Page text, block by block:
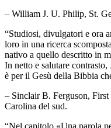
– William J. U. Philip, St.
“Studiosi, divulgatori e ora
loro in una ricerca
nativo a quello descritto in
In netto e salutare
è per il Gesù della Bibbia
– Sinclair B. Ferguson,
Carolina del sud.